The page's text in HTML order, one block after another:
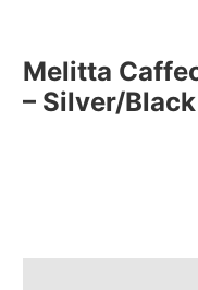
Melitta
– Silver/Black